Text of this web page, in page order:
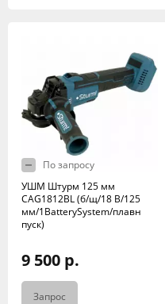
По запросу
УШМ Штурм 125 мм
CAG1812BL (б/щ/18 В/125
мм/1BatterySystem/плавн
пуск)
9 500 р.
Запрос